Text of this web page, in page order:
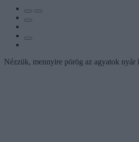
Nézzük, mennyire pörög az agyatok nyár